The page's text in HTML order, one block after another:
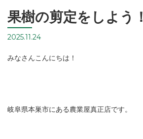
果樹の剪定をしよう！
2025.11.24
みなさんこんにちは！
岐阜県本巣市にある農業屋真正店です。